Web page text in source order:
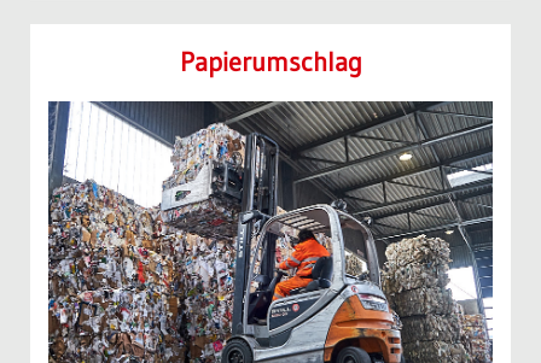
Papier­umschlag